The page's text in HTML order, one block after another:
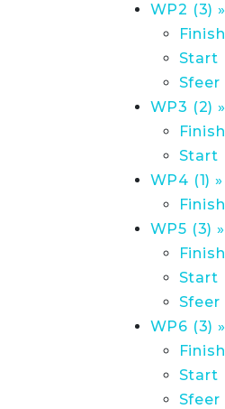
WP2 (3) »
Finish
Start
Sfeer
WP3 (2) »
Finish
Start
WP4 (1) »
Finish
WP5 (3) »
Finish
Start
Sfeer
WP6 (3) »
Finish
Start
Sfeer